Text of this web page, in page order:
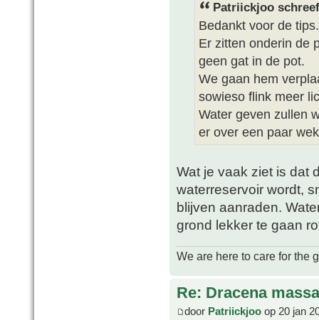
Patriickjoo
Bedankt voor de tips.
Er zitten onderin de
geen gat in de pot.
We gaan hem
sowieso flink meer
Water geven zullen
er over een paar
Wat je vaak ziet is dat
waterreservoir wordt,
blijven aanraden.
grond lekker te gaan
We are here to care for the
Re: Dracena
door Patriickjoo op 20 jan